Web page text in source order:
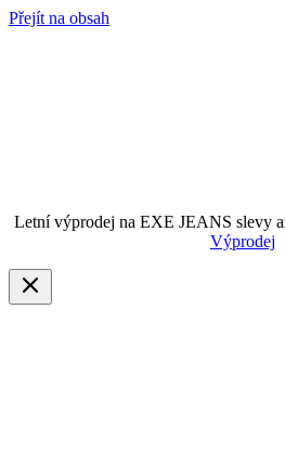
Přejít na obsah
Letní výprodej na EXE JEANS slevy
Výprodej